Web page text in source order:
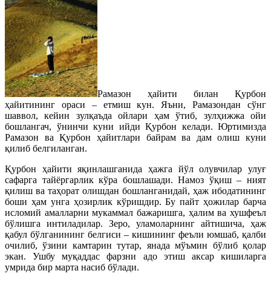
Рамазон ҳайити билан Қурбон
ҳайитининг ораси – етмиш кун. Яъни, Рамазондан сўнг
шаввол, кейин зулқаъда ойлари ҳам ўтиб, зулҳижжа ойи
бошлангач, ўнинчи куни ийди Қурбон келади. Юртимизда
Рамазон ва Қурбон ҳайитлари байрам ва дам олиш куни
қилиб белгиланган.
Қурбон ҳайити яқинлашганида ҳажга йўл олувчилар улуғ
сафарга тайёргарлик кўра бошлашади. Намоз ўқиш – ният
қилиш ва таҳорат олишдан бошланганидай, ҳаж ибодатининг
боши ҳам унга ҳозирлик кўришдир. Бу пайт ҳожилар барча
исломий амалларни мукаммал бажаришга, ҳалим ва хушфеъл
бўлишга интиладилар. Зеро, уламоларнинг айтишича, ҳаж
қабул бўлганининг белгиси – кишининг феъли юмшаб, қалби
очилиб, ўзини камтарин тутар, янада мўъмин бўлиб қолар
экан. Ушбу муқаддас фарзни адо этиш аксар кишиларга
умрида бир марта насиб бўлади.